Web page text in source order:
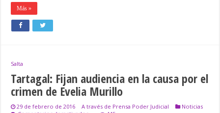
Más »
Salta
Tartagal: Fijan audiencia en la causa por el
crimen de Evelia Murillo
29 de febrero de 2016 A través de Prensa Poder Judicial
Noticias